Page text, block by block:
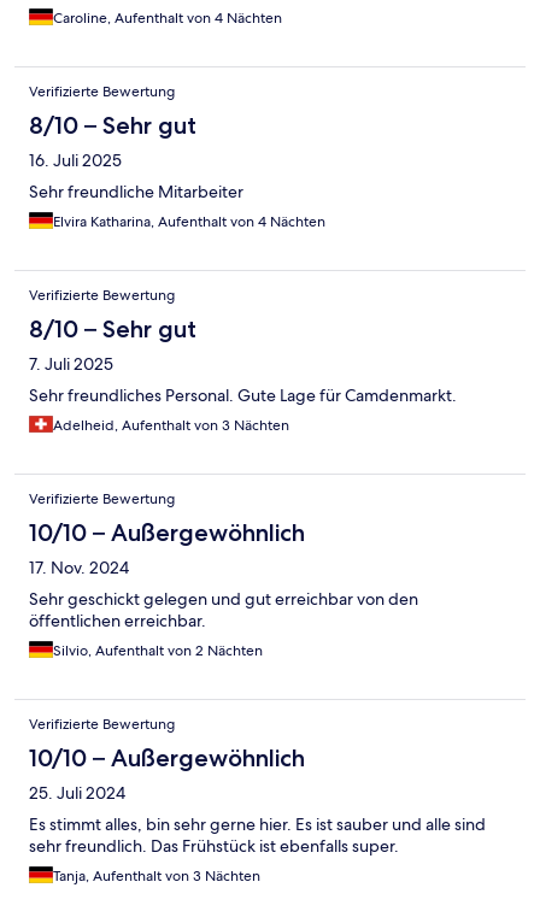
Caroline, Aufenthalt von 4 Nächten
Verifizierte Bewertung
8/10 – Sehr gut
16. Juli 2025
Sehr freundliche Mitarbeiter
Elvira Katharina, Aufenthalt von 4 Nächten
Verifizierte Bewertung
8/10 – Sehr gut
7. Juli 2025
Sehr freundliches Personal. Gute Lage für Camdenmarkt.
Adelheid, Aufenthalt von 3 Nächten
Verifizierte Bewertung
10/10 – Außergewöhnlich
17. Nov. 2024
Sehr geschickt gelegen und gut erreichbar von den
öffentlichen erreichbar.
Silvio, Aufenthalt von 2 Nächten
Verifizierte Bewertung
10/10 – Außergewöhnlich
25. Juli 2024
Es stimmt alles, bin sehr gerne hier. Es ist sauber und alle sind
sehr freundlich. Das Frühstück ist ebenfalls super.
Tanja, Aufenthalt von 3 Nächten